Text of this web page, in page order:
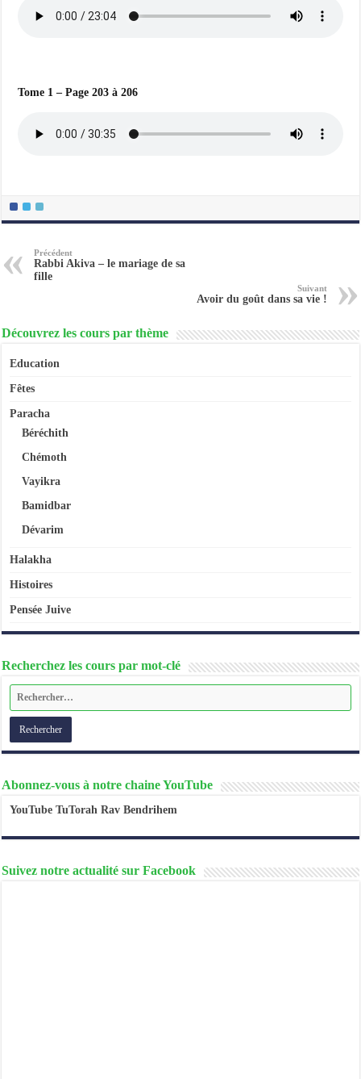
Tome 1 – Page 203 à 206
Précédent
Rabbi Akiva – le mariage de sa
fille
Suivant
Avoir du goût dans sa vie !
Découvrez les cours par thème
Education
Fêtes
Paracha
Béréchith
Chémoth
Vayikra
Bamidbar
Dévarim
Halakha
Histoires
Pensée Juive
Recherchez les cours par mot-clé
Abonnez-vous à notre chaine YouTube
YouTube TuTorah Rav Bendrihem
Suivez notre actualité sur Facebook